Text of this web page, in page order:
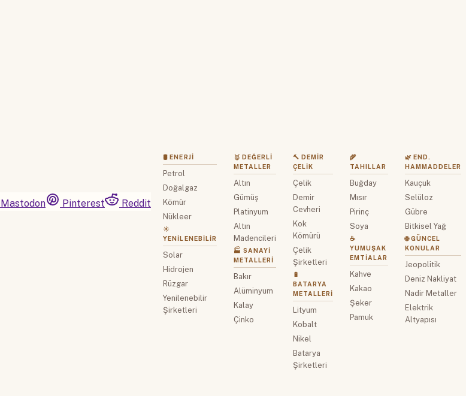
Mastodon Pinterest
Reddit
🛢 ENERJI
Petrol
Doğalgaz
Kömür
Nükleer
☀️
YENILENEBILIR
Solar
Hidrojen
Rüzgar
Yenilenebilir
Şirketleri
🥇 DEĞERLI
METALLER
Altın
Gümüş
Platinyum
Altın
Madencileri
🏭 SANAYI
METALLERI
Bakır
Alüminyum
Kalay
Çinko
🔨 DEMIR
ÇELIK
Çelik
Demir
Cevheri
Kok
Kömürü
Çelik
Şirketleri
🔋
BATARYA
METALLERI
Lityum
Kobalt
Nikel
Batarya
Şirketleri
🌾
TAHILLAR
Buğday
Mısır
Pirinç
Soya
☕
YUMUŞAK
EMTIALAR
Kahve
Kakao
Şeker
Pamuk
🌿 END.
HAMMADDELER
Kauçuk
Selüloz
Gübre
Bitkisel Yağ
🌐 GÜNCEL
KONULAR
Jeopolitik
Deniz Nakliyat
Nadir Metaller
Elektrik
Altyapısı